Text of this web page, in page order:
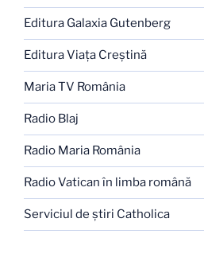
Editura Galaxia Gutenberg
Editura Viaţa Creştină
Maria TV România
Radio Blaj
Radio Maria România
Radio Vatican în limba română
Serviciul de ştiri Catholica